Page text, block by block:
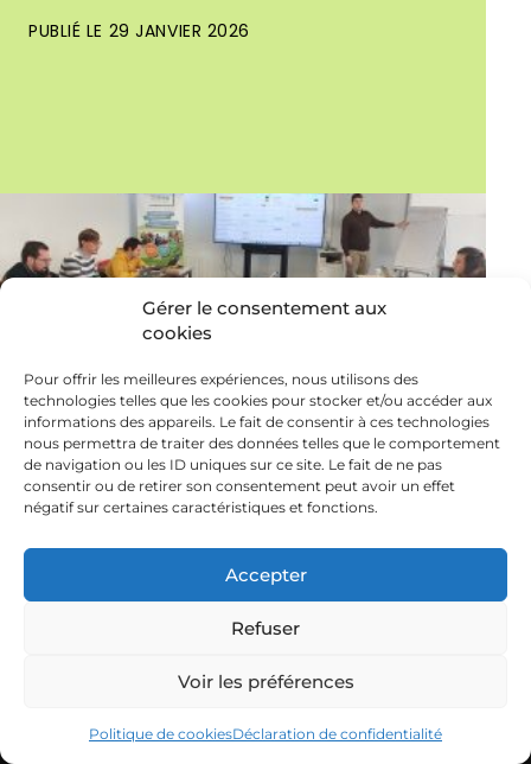
Gérer le consentement aux
cookies
Pour offrir les meilleures expériences, nous utilisons des
technologies telles que les cookies pour stocker et/ou accéder aux
informations des appareils. Le fait de consentir à ces technologies
nous permettra de traiter des données telles que le comportement
de navigation ou les ID uniques sur ce site. Le fait de ne pas
consentir ou de retirer son consentement peut avoir un effet
négatif sur certaines caractéristiques et fonctions.
Accepter
Refuser
Voir les préférences
Politique de cookiesDéclaration de confidentialité
PUBLIÉ LE 29 JANVIER 2026
Ouest